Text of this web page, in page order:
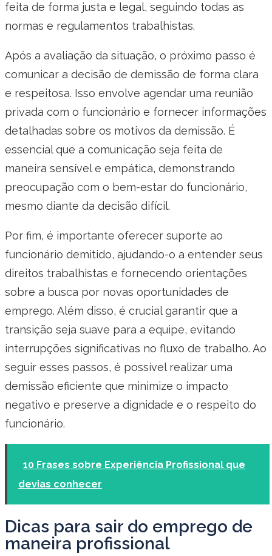
feita de forma justa e legal, seguindo todas as
normas e regulamentos trabalhistas.
Após a avaliação da situação, o próximo passo é
comunicar a decisão de demissão de forma clara
e respeitosa. Isso envolve agendar uma reunião
privada com o funcionário e fornecer informações
detalhadas sobre os motivos da demissão. É
essencial que a comunicação seja feita de
maneira sensível e empática, demonstrando
preocupação com o bem-estar do funcionário,
mesmo diante da decisão difícil.
Por fim, é importante oferecer suporte ao
funcionário demitido, ajudando-o a entender seus
direitos trabalhistas e fornecendo orientações
sobre a busca por novas oportunidades de
emprego. Além disso, é crucial garantir que a
transição seja suave para a equipe, evitando
interrupções significativas no fluxo de trabalho. Ao
seguir esses passos, é possível realizar uma
demissão eficiente que minimize o impacto
negativo e preserve a dignidade e o respeito do
funcionário.
10 Frases sobre Experiência Profissional que
devias conhecer
Dicas para sair do emprego de
maneira profissional